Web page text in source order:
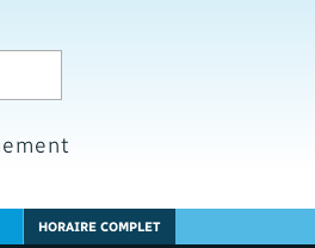
HORAIRE COMPLET